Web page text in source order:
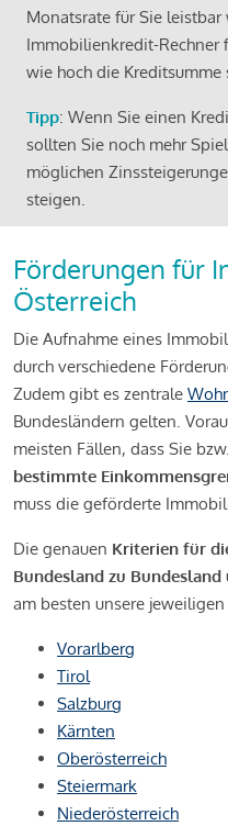
Monatsrate für Sie
Immobilienkredit-Rechner
wie hoch die Kreditsumme
Tipp: Wenn Sie einen
sollten Sie noch mehr
möglichen
steigen.
Förderungen für
Österreich
Die Aufnahme eines
durch verschiedene
Zudem gibt es zentrale
Bundesländern gelten.
meisten Fällen, dass Sie
bestimmte
muss die geförderte
Die genauen Kriterien für
Bundesland zu
am besten unsere
Vorarlberg
Tirol
Salzburg
Kärnten
Oberösterreich
Steiermark
Niederösterreich